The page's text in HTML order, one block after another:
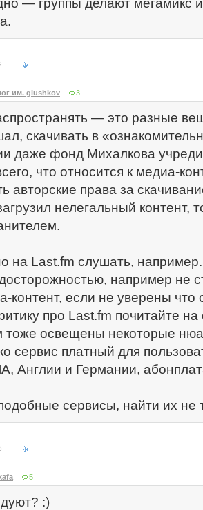
— группы делают мегамикс
им. glushkov 3
— это разные
скачивать в
даже фонд Михалкова
что относится к медиа-
авторские права за
нелегальный контент,
на Last.fm слушать, например.
например не
контент, если не уверены что
про Last.fm почитайте на
тоже освещены некоторые
сервис платный для
Англии и Германии,
сервисы, найти их не
5
:)